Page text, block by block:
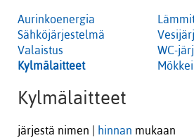
Aurinkoenergia
Sähköjärjestelmä
Valaistus
Kylmälaitteet
WC-
Kylmälaitteet
järjestä nimen | hinnan mukaan